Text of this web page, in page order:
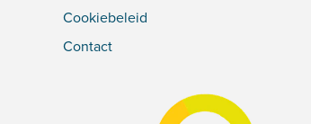
Cookiebeleid
Contact